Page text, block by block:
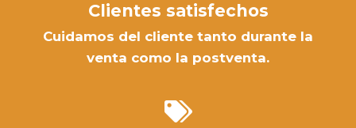
Clientes satisfechos
Cuidamos del cliente tanto durante la
venta como la postventa.